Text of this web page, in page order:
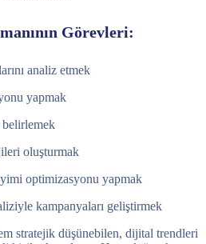
Görevleri:
analiz etmek
yapmak
oluşturmak
optimizasyonu yapmak
kampanyaları geliştirmek
stratejik düşünebilen, dijital trendleri